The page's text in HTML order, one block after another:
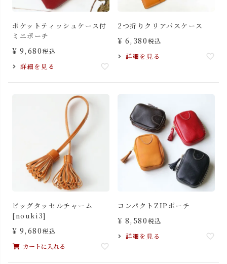
ポケットティッシュケース付
ミニポーチ
¥ 9,680税込
詳細を見る
2つ折りクリアパスケース
¥ 6,380税込
詳細を見る
ビッグタッセルチャーム
[nouki3]
¥ 9,680税込
カートに入れる
コンパクトZIPポーチ
¥ 8,580税込
詳細を見る